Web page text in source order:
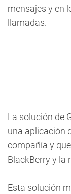
mensajes y en
llamadas.
La solución de
una aplicación
compañía y
BlackBerry y la
Esta solución